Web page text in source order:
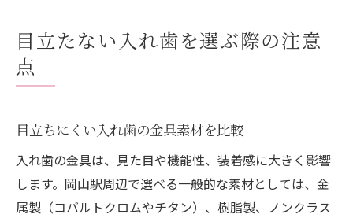
目立たない入れ歯を選ぶ際の注意
点
目立ちにくい入れ歯の金具素材を比較
入れ歯の金具は、見た目や機能性、装着感に大きく影響
します。岡山駅周辺で選べる一般的な素材としては、金
属製（コバルトクロムやチタン）、樹脂製、ノンクラス